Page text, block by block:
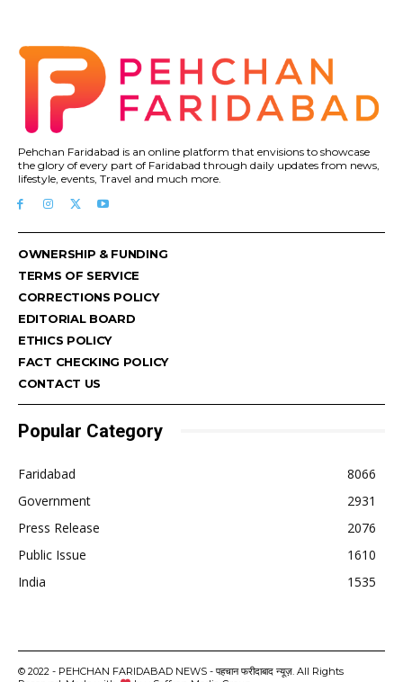
Pehchan Faridabad is an online platform that envisions to showcase
the glory of every part of Faridabad through daily updates from news,
lifestyle, events, Travel and much more.
OWNERSHIP & FUNDING
TERMS OF SERVICE
CORRECTIONS POLICY
EDITORIAL BOARD
ETHICS POLICY
FACT CHECKING POLICY
CONTACT US
Popular Category
Faridabad
8066
Government
2931
Press Release
2076
Public Issue
1610
India
1535
© 2022 - PEHCHAN FARIDABAD NEWS - पहचान फरीदाबाद न्यूज़. All Rights